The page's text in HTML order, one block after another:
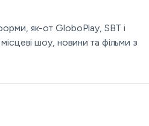
як-от GloboPlay, SBT і
шоу, новини та фільми з